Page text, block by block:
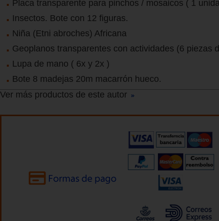
Placa transparente para pinchos / mosaicos ( 1
Insectos. Bote con 12 figuras.
Niña (Etni abroches) Africana
Geoplanos transparentes con actividades (6 piezas
Lupa de mano ( 6x y 2x )
Bote 8 madejas 20m macarrón hueco.
Ver más productos de este autor